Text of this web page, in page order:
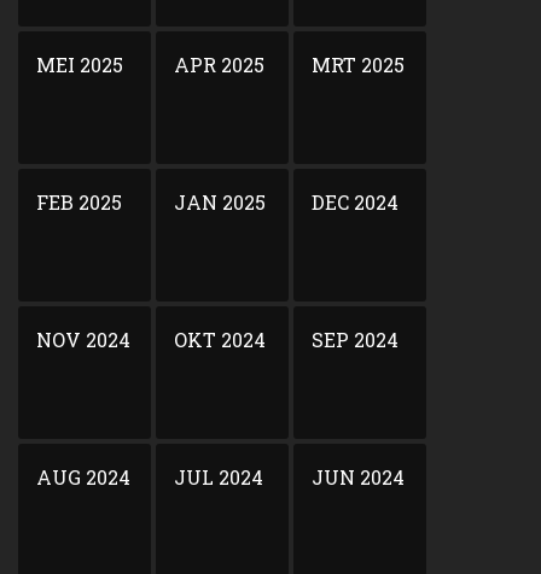
MEI 2025 APR 2025 MRT 2025
FEB 2025 JAN 2025 DEC 2024
NOV 2024 OKT 2024 SEP 2024
AUG 2024 JUL 2024 JUN 2024